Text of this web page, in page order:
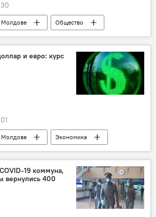
Молдове
Общество
Приднестровье
продукты питания
и евро: курс
Молдове Экономика
19 коммуна,
вернулись 400